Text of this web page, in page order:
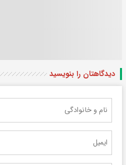
دیدگاهتان را بنویسید